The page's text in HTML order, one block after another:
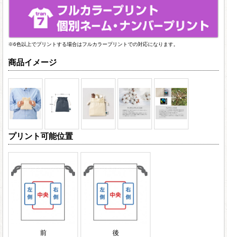
※6色以上でプリントする場合はフルカラープリントでの対応になります。
商品イメージ
プリント可能位置
前 後